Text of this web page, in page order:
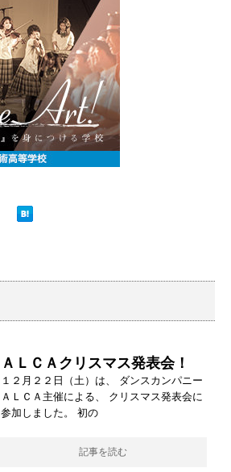
ＡＬＣＡクリスマス発表会！
１２月２２日（土）は、 ダンスカンパニー
ＡＬＣＡ主催による、 クリスマス発表会に
参加しました。 初の
記事を読む